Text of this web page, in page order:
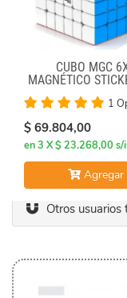
CUBO MGC
MAGNÉTICO
1
$ 69.804,00
en 3 X $ 23.268,00 s/
Agregar
Otros